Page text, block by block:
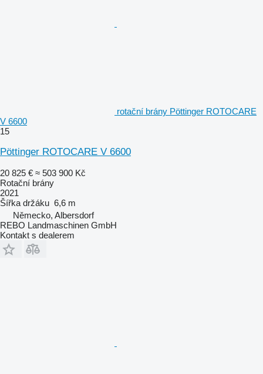
rotační brány Pöttinger ROTOCARE
V 6600
15
Pöttinger ROTOCARE V 6600
20 825 € ≈ 503 900 Kč
Rotační brány
2021
Šířka držáku 6,6 m
Německo, Albersdorf
REBO Landmaschinen GmbH
Kontakt s dealerem